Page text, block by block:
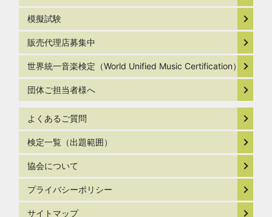
模擬試験
販売代理店募集中
世界統一音楽検定（World Unified Music Certification）
団体ご担当者様へ
よくあるご質問
検定一覧（出題範囲）
協会について
プライバシーポリシー
サイトマップ